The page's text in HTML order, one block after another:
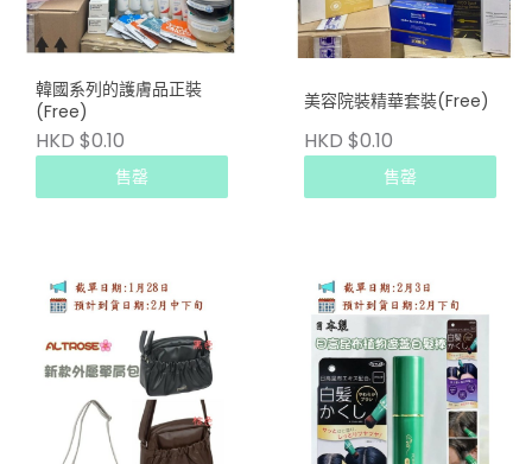
韓國系列的護膚品正裝
(Free)
HKD $0.10
售罄
美容院裝精華套裝(Free)
HKD $0.10
售罄